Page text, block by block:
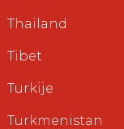
Thailand
Tibet
Turkije
Turkmenistan